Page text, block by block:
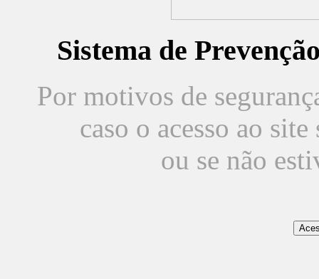
Sistema de
Por motivos de
caso o acesso ao
ou se não